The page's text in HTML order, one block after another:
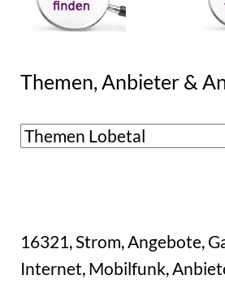
Themen, Anbieter &
16321, Strom, Angebote,
Internet, Mobilfunk,